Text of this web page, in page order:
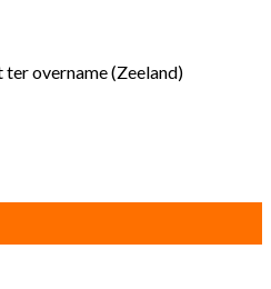
overname (Zeeland)